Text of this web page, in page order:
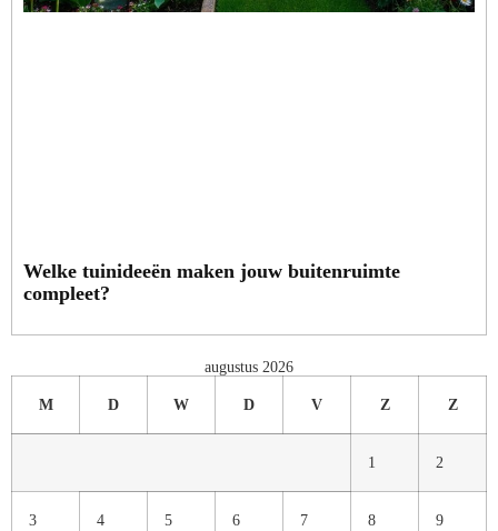
Welke tuinideeën maken jouw buitenruimte
compleet?
augustus 2026
M D W D V Z Z
1 2
3 4 5 6 7 8 9